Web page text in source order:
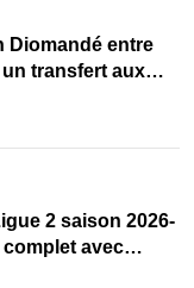
Diomandé entre
transfert aux
2 saison 2026-
complet avec